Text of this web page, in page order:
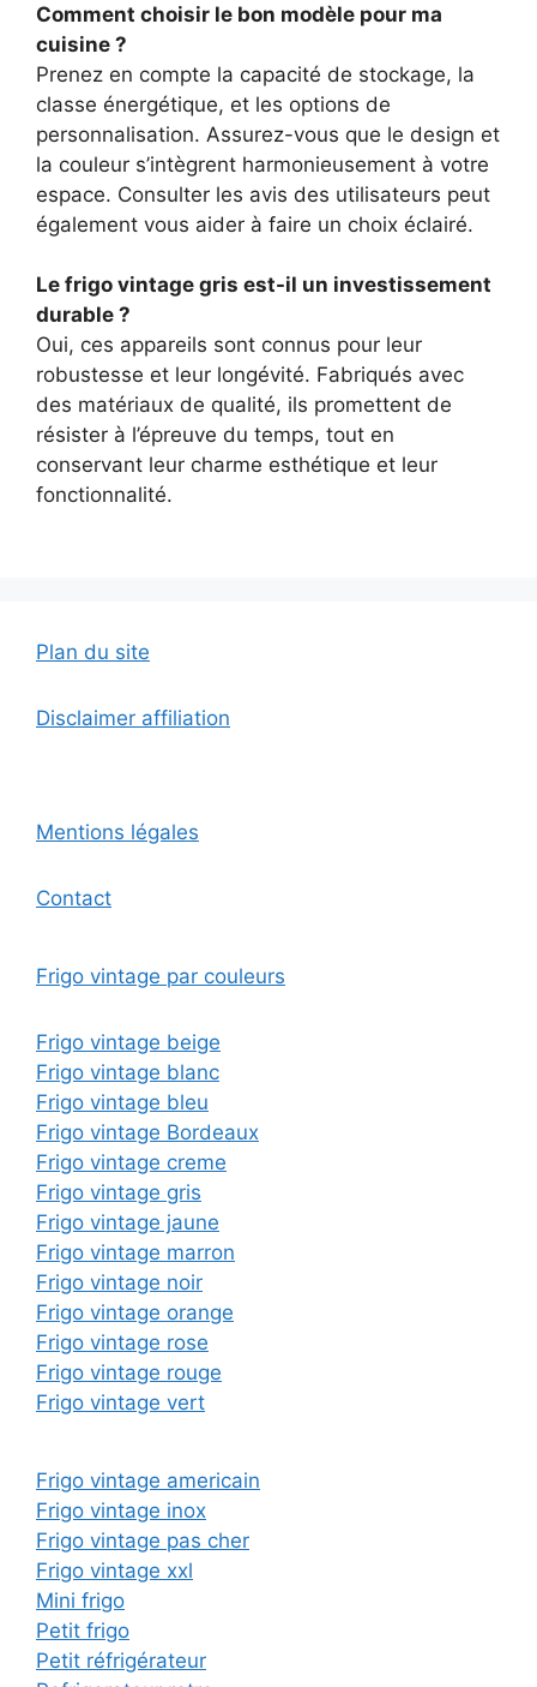
Comment choisir le bon modèle pour ma
cuisine ?
Prenez en compte la capacité de stockage, la
classe énergétique, et les options de
personnalisation. Assurez-vous que le design et
la couleur s’intègrent harmonieusement à votre
espace. Consulter les avis des utilisateurs peut
également vous aider à faire un choix éclairé.
Le frigo vintage gris est-il un investissement
durable ?
Oui, ces appareils sont connus pour leur
robustesse et leur longévité. Fabriqués avec
des matériaux de qualité, ils promettent de
résister à l’épreuve du temps, tout en
conservant leur charme esthétique et leur
fonctionnalité.
Plan du site
Disclaimer affiliation
Mentions légales
Contact
Frigo vintage par couleurs
Frigo vintage beige
Frigo vintage blanc
Frigo vintage bleu
Frigo vintage Bordeaux
Frigo vintage creme
Frigo vintage gris
Frigo vintage jaune
Frigo vintage marron
Frigo vintage noir
Frigo vintage orange
Frigo vintage rose
Frigo vintage rouge
Frigo vintage vert
Frigo vintage americain
Frigo vintage inox
Frigo vintage pas cher
Frigo vintage xxl
Mini frigo
Petit frigo
Petit réfrigérateur